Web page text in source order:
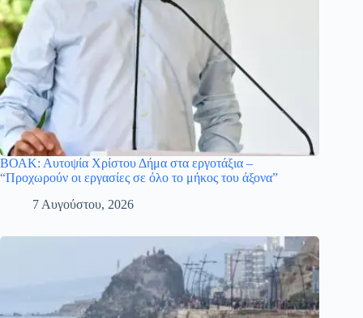
ΒΟΑΚ: Αυτοψία Χρίστου Δήμα στα εργοτάξια –
“Προχωρούν οι εργασίες σε όλο το μήκος του άξονα”
7 Αυγούστου, 2026